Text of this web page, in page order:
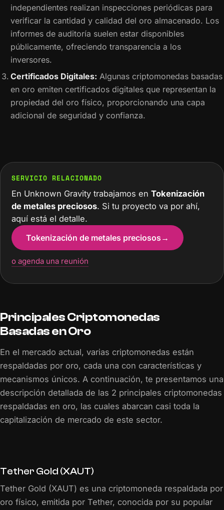
independientes realizan inspecciones periódicas para
verificar la cantidad y calidad del oro almacenado. Los
informes de auditoría suelen estar disponibles
públicamente, ofreciendo transparencia a los
inversores.
Certificados Digitales: Algunas criptomonedas basadas
en oro emiten certificados digitales que representan la
propiedad del oro físico, proporcionando una capa
adicional de seguridad y confianza.
SERVICIO RELACIONADO
En Unknown Gravity trabajamos en Tokenización
de metales preciosos. Si tu proyecto va por ahí,
aquí está el detalle.
Tokenización de metales preciosos →
o agenda una reunión
Principales Criptomonedas
Basadas en Oro
En el mercado actual, varias criptomonedas están
respaldadas por oro, cada una con características y
mecanismos únicos. A continuación, te presentamos una
descripción detallada de las 2 principales criptomonedas
respaldadas en oro, las cuales abarcan casi toda la
capitalización de mercado de este sector.
Tether Gold (XAUT)
Tether Gold (XAUT) es una criptomoneda respaldada por
oro físico, emitida por Tether, conocida por su popular